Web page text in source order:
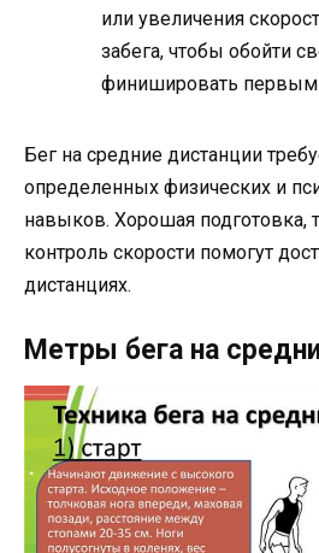
или увеличения
забега, чтобы обойти
финишировать
Бег на средние дистанции
определенных физических и
навыков. Хорошая подготовка,
контроль скорости помогут
дистанциях.
Метры бега на